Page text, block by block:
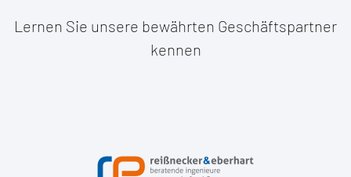
Lernen Sie unsere bewährten Geschäftspartner
kennen